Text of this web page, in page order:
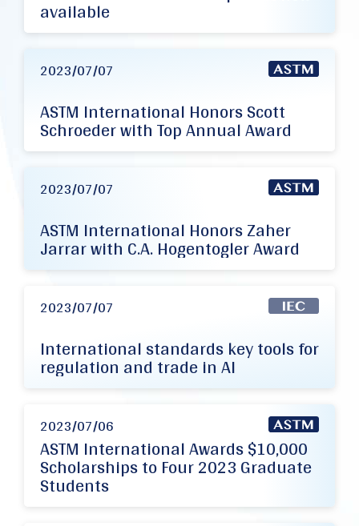
available
2023/07/07
ASTM International Honors Scott
Schroeder with Top Annual Award
2023/07/07
ASTM International Honors Zaher
Jarrar with C.A. Hogentogler Award
2023/07/07
International standards key tools for
regulation and trade in AI
2023/07/06
ASTM International Awards $10,000
Scholarships to Four 2023 Graduate
Students